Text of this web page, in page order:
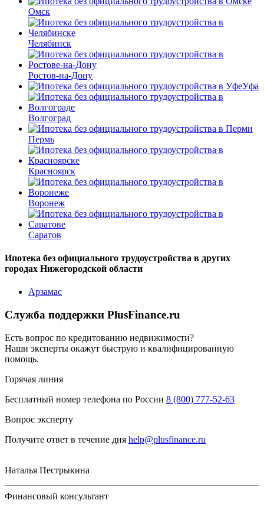
Омск
Челябинск
Ростов-на-Дону
Уфа
Волгоград
Пермь
Красноярск
Воронеж
Саратов
Ипотека без официального трудоустройства в других
городах Нижегородской области
Арзамас
Служба поддержки PlusFinance.ru
Есть вопрос по кредитованию недвижимости?
Наши эксперты окажут быструю и квалифицированную
помощь.
Горячая линия
Бесплатный номер телефона по России 8 (800) 777-52-63
Вопрос эксперту
Получите ответ в течение дня help@plusfinance.ru
Наталья Пестрыкина
Финансовый консультант